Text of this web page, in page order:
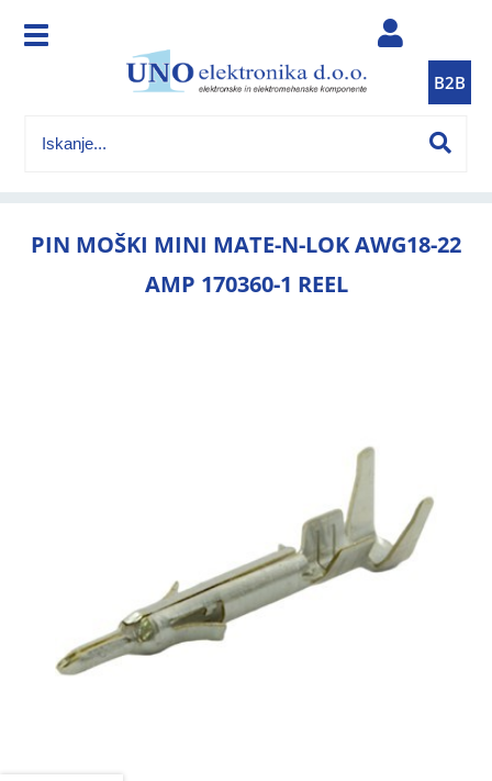
B2B
PIN MOŠKI MINI MATE-N-LOK AWG18-22
AMP 170360-1 REEL